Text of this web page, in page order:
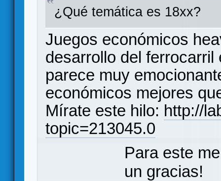
¿Qué temática es 18xx?
Juegos económicos
desarrollo del
parece muy
económicos mejores
Mírate este hilo: http://
topic=213045.0
Para este
un gracias!